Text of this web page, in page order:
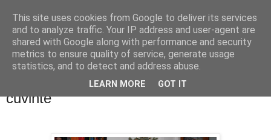
Cealalta realitate
miercuri, ianuarie 23, 2019
O amintire dragă - Miercurea fără
cuvinte
This site uses cookies from Google to deliver its services
and to analyze traffic. Your IP address and user-agent are
shared with Google along with performance and security
metrics to ensure quality of service, generate usage
statistics, and to detect and address abuse.
LEARN MORE GOT IT